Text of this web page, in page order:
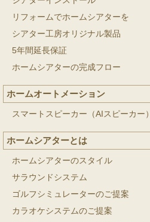
リフォームでホームシアターを
シアター工房オリジナル製品
5年間延長保証
ホームシアターの完成フロー
ホームオートメーション
スマートスピーカー（AIスピーカー）
ホームシアターとは
ホームシアターのスタイル
サラウンドシステム
ゴルフシミュレーターのご提案
カラオケシステムのご提案